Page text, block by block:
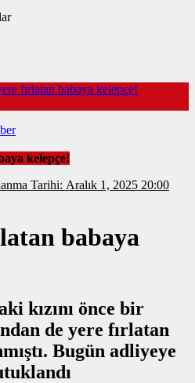
fırlatan babaya kelepçe!
kelepçe!
Yayınlanma Tarihi: Aralık 1, 2025 20:00
babaya
kızını önce bir
de yere fırlatan
Bugün adliyeye